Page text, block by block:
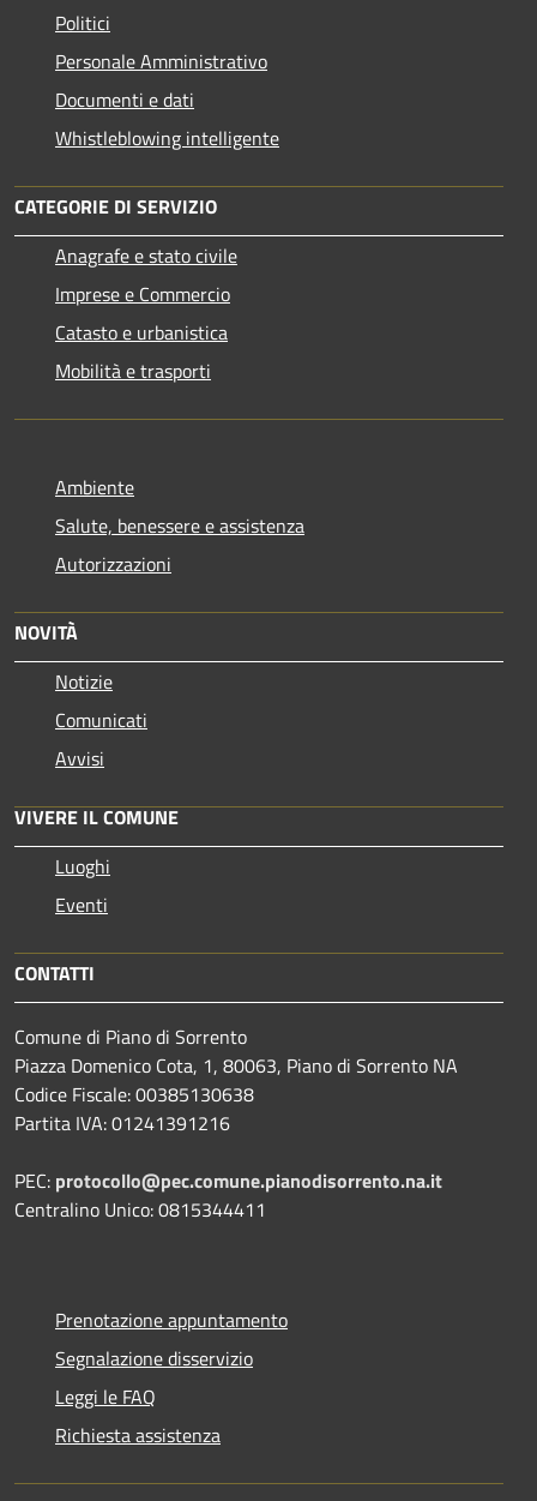
Politici
Personale Amministrativo
Documenti e dati
Whistleblowing intelligente
CATEGORIE DI SERVIZIO
Anagrafe e stato civile
Imprese e Commercio
Catasto e urbanistica
Mobilità e trasporti
Ambiente
Salute, benessere e assistenza
Autorizzazioni
NOVITÀ
Notizie
Comunicati
Avvisi
VIVERE IL COMUNE
Luoghi
Eventi
CONTATTI
Comune di Piano di Sorrento
Piazza Domenico Cota, 1, 80063, Piano di Sorrento NA
Codice Fiscale: 00385130638
Partita IVA: 01241391216
PEC: protocollo@pec.comune.pianodisorrento.na.it
Centralino Unico: 0815344411
Prenotazione appuntamento
Segnalazione disservizio
Leggi le FAQ
Richiesta assistenza